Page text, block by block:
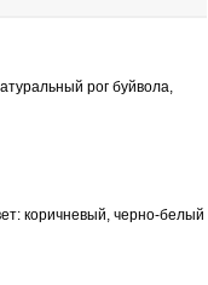
рог буйвола,
коричневый, черно-белый